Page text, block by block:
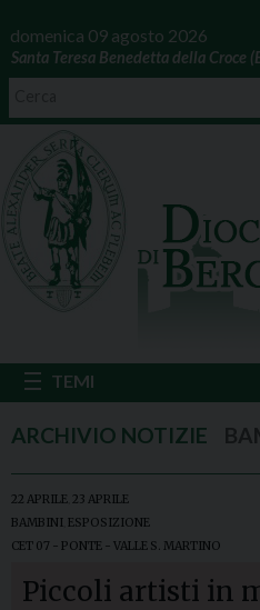
domenica 09 agosto 2026
Santa Teresa Benedetta della Croce
22 APRILE 23 APRILE
BAMBINI ESPOSIZIONE
CET 07 - PONTE - VALLE S. MARTINO
Piccoli artisti in